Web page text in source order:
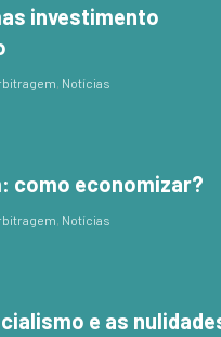
investimento
, Notícias
como economizar?
, Notícias
e as